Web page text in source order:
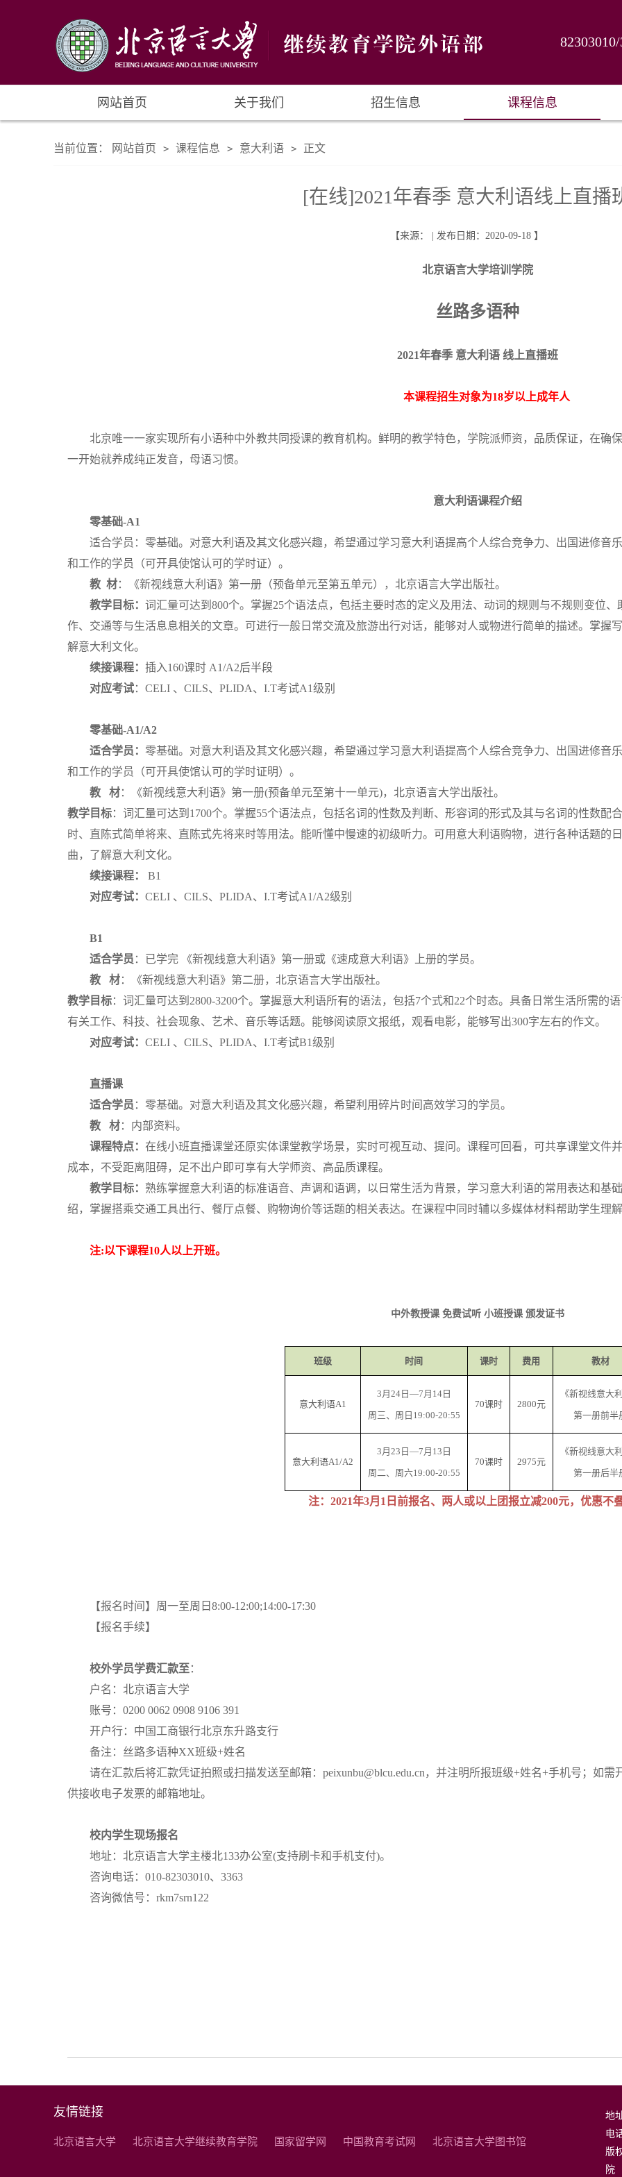
网站首页 关于我们 招生信息 课程信息
当前位置： 网站首页 > 课程信息 > 意大利语 > 正文
[在线]2021年春季 意大利语线上直播
【来源： | 发布日期：2020-09-18 】
北京语言大学培训学院
丝路多语种
2021年春季 意大利语 线上直播班
本课程招生对象为18岁以上成年人
北京唯一一家实现所有小语种中外教共同授课的教育机构。鲜明的教学特色，学院派师资，品质保证，在确
一开始就养成纯正发音，母语习惯。
意大利语课程介绍
零基础-A1
适合学员：零基础。对意大利语及其文化感兴趣，希望通过学习意大利语提高个人综合竞争力、出国进修音
和工作的学员（可开具使馆认可的学时证）。
教 材：《新视线意大利语》第一册（预备单元至第五单元），北京语言大学出版社。
教学目标： 词汇量可达到800个。掌握25个语法点，包括主要时态的定义及用法、动词的规则与不规则变位
作、交通等与生活息息相关的文章。可进行一般日常交流及旅游出行对话，能够对人或物进行简单的描述。掌握
解意大利文化。
续接课程： 插入160课时 A1/A2后半段
对应考试：CELI 、CILS、PLIDA、I.T考试A1级别
零基础-A1/A2
适合学员： 零基础。对意大利语及其文化感兴趣，希望通过学习意大利语提高个人综合竞争力、出国进修音
和工作的学员（可开具使馆认可的学时证明）。
教 材：《新视线意大利语》第一册(预备单元至第十一单元)，北京语言大学出版社。
教学目标：词汇量可达到1700个。掌握55个语法点，包括名词的性数及判断、形容词的形式及其与名词的性数配
时、直陈式简单将来、直陈式先将来时等用法。能听懂中慢速的初级听力。可用意大利语购物，进行各种话题的
曲，了解意大利文化。
续接课程：
B1
对应考试： CELI 、CILS、PLIDA、I.T考试A1/A2级别
B1
适合学员 ：已学完 《新视线意大利语》第一册或《速成意大利语》上册的学员。
教 材：《新视线意大利语》第二册，北京语言大学出版社。
教学目标：词汇量可达到2800-3200个。掌握意大利语所有的语法，包括7个式和22个时态。具备日常生活所需的
有关工作、科技、社会现象、艺术、音乐等话题。能够阅读原文报纸，观看电影，能够写出300字左右的作文。
对应考试： CELI 、CILS、PLIDA、I.T考试B1级别
直播课
适合学员 ：零基础。对意大利语及其文化感兴趣，希望利用碎片时间高效学习的学员。
教 材：内部资料。
课程特点： 在线小班直播课堂还原实体课堂教学场景，实时可视互动、提问。课程可回看，可共享课堂文件
成本，不受距离阻碍，足不出户即可享有大学师资、高品质课程。
教学目标： 熟练掌握意大利语的标准语音、声调和语调，以日常生活为背景，学习意大利语的常用表达和基
绍，掌握搭乘交通工具出行、餐厅点餐、购物询价等话题的相关表达。在课程中同时辅以多媒体材料帮助学生理解
注:以下课程10人以上开班。
中外教授课 免费试听 小班授课 颁发证书
班级 时间 课时 费用 教材
意大利语A1
3月 24日—7月 14日
周三、周日 19:00-20:55
70课时 2800元
《新视线意大
第一册前半
意大利语A1/A2
3月 23 日 —7月 13 日
周二、周六19:00-20:55
70课时 2975元
《新视线意大
第一册后半
注： 2021年3月 1 日前报名、两人或以上团报立减200元，优惠不叠
【报名时间】周一至周日8:00-12:00;14:00-17:30
【报名手续】
校外学员学费汇款至 ：
户名：北京语言大学
账号： 0200 0062 0908 9106 391
开户行：中国工商银行北京东升路支行
备注：丝路多语种XX班级+姓名
请在汇款后将汇款凭证拍照或扫描发送至邮箱： peixunbu@blcu.edu.cn ，并注明所报班级+姓名+手机号；如需
供接收电子发票的邮箱地址。
校内学生现场报名
地址：北京语言大学主楼北133办公室(支持刷卡和手机支付)。
咨询电话： 010-82303010、 3363
咨询微信号： rkm7srn122
友情链接
北京语言大学 北京语言大学继续教育学院 国家留学网 中国教育考试网 北京语言大学图书馆
地
电
版
院